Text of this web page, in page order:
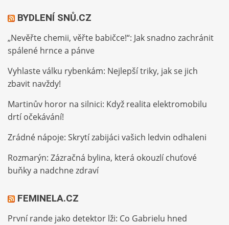
BYDLENÍ SNŮ.CZ
„Nevěřte chemii, věřte babičce!“: Jak snadno zachránit
spálené hrnce a pánve
Vyhlaste válku rybenkám: Nejlepší triky, jak se jich
zbavit navždy!
Martinův horor na silnici: Když realita elektromobilu
drtí očekávání!
Zrádné nápoje: Skrytí zabijáci vašich ledvin odhaleni
Rozmarýn: Zázračná bylina, která okouzlí chuťové
buňky a nadchne zdraví
FEMINELA.CZ
První rande jako detektor lži: Co Gabrielu hned